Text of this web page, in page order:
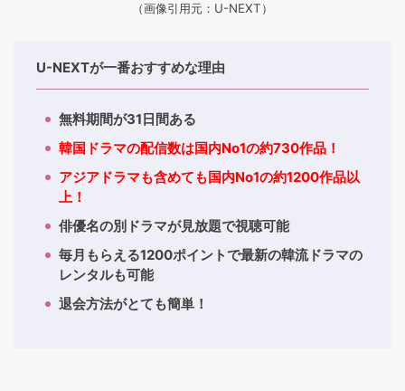
（画像引用元：U-NEXT）
U-NEXTが一番おすすめな理由
無料期間が31日間ある
韓国ドラマの配信数は国内No1の約730作品！
アジアドラマも含めても国内No1の約1200作品以
上！
俳優名の別ドラマが見放題で視聴可能
毎月もらえる1200ポイントで最新の韓流ドラマの
レンタルも可能
退会方法がとても簡単！